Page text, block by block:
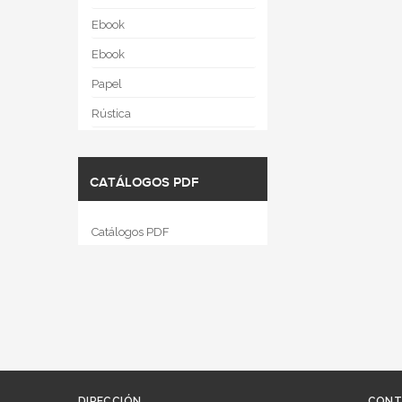
Ebook
Ebook
Papel
Rústica
CATÁLOGOS PDF
Catálogos PDF